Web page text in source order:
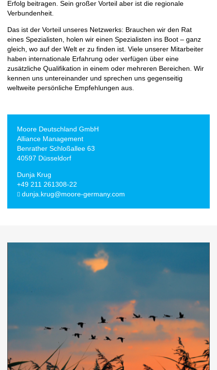
Erfolg beitragen. Sein großer Vorteil aber ist die regionale
Verbundenheit.
Das ist der Vorteil unseres Netzwerks: Brauchen wir den Rat
eines Spezialisten, holen wir einen Spezialisten ins Boot – ganz
gleich, wo auf der Welt er zu finden ist. Viele unserer Mitarbeiter
haben internationale Erfahrung oder verfügen über eine
zusätzliche Qualifikation in einem oder mehreren Bereichen. Wir
kennen uns untereinander und sprechen uns gegenseitig
weltweite persönliche Empfehlungen aus.
Moore Deutschland GmbH
Alliance Management
Benrather Schloßallee 63
40597 Düsseldorf
Dunja Krug
+49 211 261308-22
dunja.krug@moore-germany.com